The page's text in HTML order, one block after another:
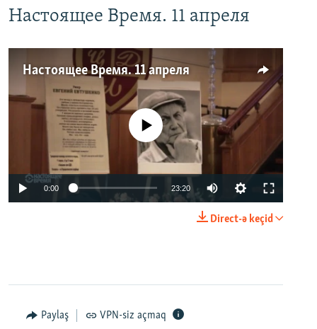
Настоящее Время. 11 апреля
Настоящее Время. 11 апреля
No media source currently available
0:00 23:20
Direct-ə keçid
Paylaş VPN-siz açmaq